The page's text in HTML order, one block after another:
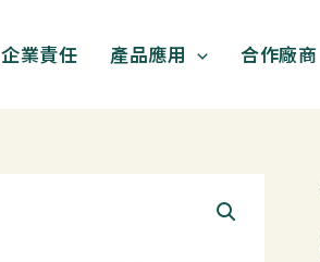
企業責任 產品應用 合作廠商